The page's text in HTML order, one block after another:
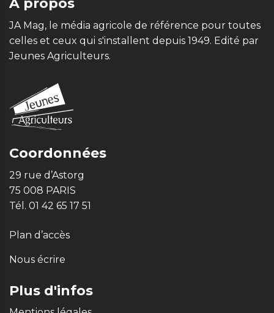
À propos
JA Mag, le média agricole de référence pour toutes
celles et ceux qui s'installent depuis 1949. Edité par
Jeunes Agriculteurs.
Coordonnées
29 rue d’Astorg
75 008 PARIS
Tél. 01 42 65 17 51
Plan d’accès
Nous écrire
Plus d'infos